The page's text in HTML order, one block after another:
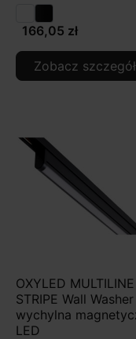
166,05 zł
Zobacz
OXYLED MULTILINE
STRIPE Wall Washer
wychylna
LED